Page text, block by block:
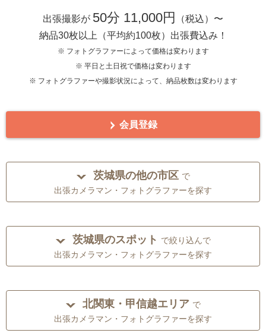
出張撮影が 50分 11,000円
（税込）〜
納品30枚以上（平均約100枚）出張費込み！
※ フォトグラファーによって価格は変わります
※ 平日と土日祝で価格は変わります
※ フォトグラファーや撮影状況によって、納品枚数は変わります
会員登録
茨城県の他の市区 で
出張カメラマン・フォトグラファーを探す
茨城県のスポット で絞り込んで
出張カメラマン・フォトグラファーを探す
北関東・甲信越エリア で
出張カメラマン・フォトグラファーを探す